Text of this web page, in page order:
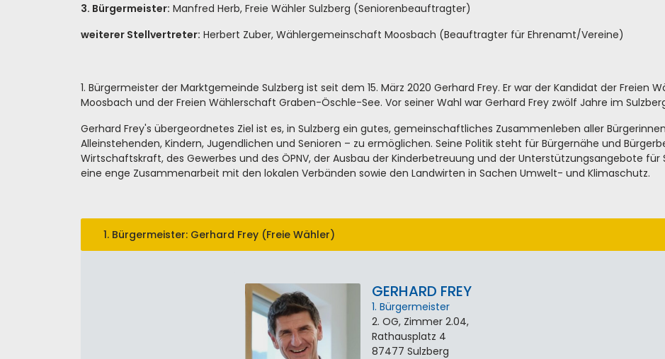
3. Bürgermeister: Manfred Herb, Freie Wähler Sulzberg (Seniorenbeauftragter)
weiterer Stellvertreter: Herbert Zuber, Wählergemeinschaft Moosbach (Beauftragter für Ehrenamt/Vereine)
1. Bürgermeister der Marktgemeinde Sulzberg ist seit dem 15. März 2020 Gerhard Frey. Er war der Kandidat der Freien
Moosbach und der Freien Wählerschaft Graben-Öschle-See. Vor seiner Wahl war Gerhard Frey zwölf Jahre im
Gerhard Frey's übergeordnetes Ziel ist es, in Sulzberg ein gutes, gemeinschaftliches Zusammenleben aller
Alleinstehenden, Kindern, Jugendlichen und Senioren – zu ermöglichen. Seine Politik steht für Bürgernähe und
Wirtschaftskraft, des Gewerbes und des ÖPNV, der Ausbau der Kinderbetreuung und der Unterstützungsangebote
eine enge Zusammenarbeit mit den lokalen Verbänden sowie den Landwirten in Sachen Umwelt- und Klimaschutz.
1. Bürgermeister: Gerhard Frey (Freie Wähler)
GERHARD FREY
1. Bürgermeister
2. OG, Zimmer 2.04,
Rathausplatz 4
87477 Sulzberg